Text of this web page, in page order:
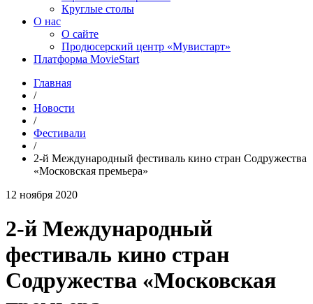
Круглые столы
О нас
О сайте
Продюсерский центр «Мувистарт»
Платформа MovieStart
Главная
/
Новости
/
Фестивали
/
2-й Международный фестиваль кино стран Содружества
«Московская премьера»
12 ноября 2020
2-й Международный
фестиваль кино стран
Содружества «Московская